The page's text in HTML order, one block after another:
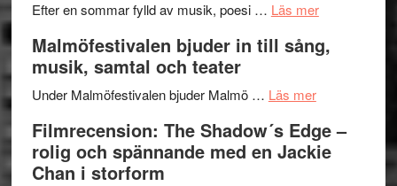
genrens
terräng
på
Efter en sommar fylld av musik, poesi … Läs merom
Endre,
Roland
Pöntinen
Malmöfestivalen bjuder in till sång,
musik, samtal och teater
Under Malmöfestivalen bjuder Malmö … Läs merom
bjuder
in
Filmrecension: The Shadow´s Edge –
rolig och spännande med en Jackie
Chan i storform